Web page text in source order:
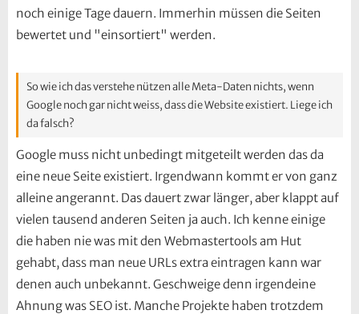
noch einige Tage dauern. Immerhin müssen die Seiten
bewertet und "einsortiert" werden.
So wie ich das verstehe nützen alle Meta-Daten nichts, wenn
Google noch gar nicht weiss, dass die Website existiert. Liege ich
da falsch?
Google muss nicht unbedingt mitgeteilt werden das da
eine neue Seite existiert. Irgendwann kommt er von ganz
alleine angerannt. Das dauert zwar länger, aber klappt auf
vielen tausend anderen Seiten ja auch. Ich kenne einige
die haben nie was mit den Webmastertools am Hut
gehabt, dass man neue URLs extra eintragen kann war
denen auch unbekannt. Geschweige denn irgendeine
Ahnung was SEO ist. Manche Projekte haben trotzdem